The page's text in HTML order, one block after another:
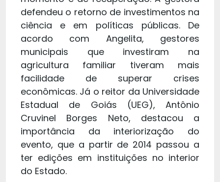
defendeu o retorno de investimentos na
ciência e em políticas públicas. De
acordo com Angelita, gestores
municipais que investiram na
agricultura familiar tiveram mais
facilidade de superar crises
econômicas. Já o reitor da Universidade
Estadual de Goiás (UEG), Antônio
Cruvinel Borges Neto, destacou a
importância da interiorização do
evento, que a partir de 2014 passou a
ter edições em instituições no interior
do Estado.